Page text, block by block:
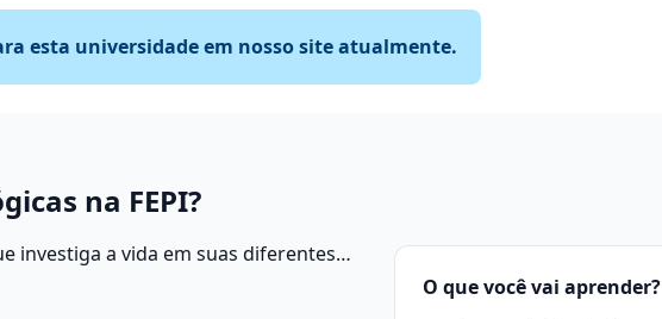
esta universidade em nosso site atualmente.
na FEPI?
investiga a vida em suas diferentes
O que você vai aprender?